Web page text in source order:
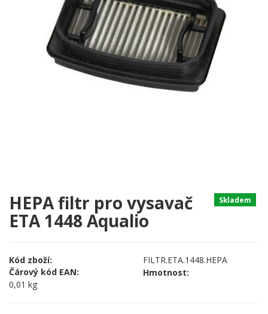
Skladem
HEPA filtr pro vysavač
ETA 1448 Aqualio
Kód zboží:
FILTR.ETA.1448.HEPA
Čárový kód EAN:
Hmotnost:
0,01 kg